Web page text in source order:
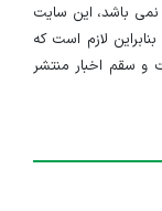
باشد، این سایت
لازم است که
سقم اخبار منتشر